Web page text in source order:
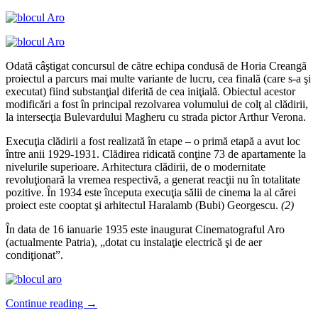
Odată câştigat concursul de către echipa condusă de Horia Creangă
proiectul a parcurs mai multe variante de lucru, cea finală (care s-a şi
executat) fiind substanţial diferită de cea iniţială. Obiectul acestor
modificări a fost în principal rezolvarea volumului de colţ al clădirii,
la intersecţia Bulevardului Magheru cu strada pictor Arthur Verona.
Execuţia clădirii a fost realizată în etape – o primă etapă a avut loc
între anii 1929-1931. Clădirea ridicată conţine 73 de apartamente la
nivelurile superioare. Arhitectura clădirii, de o modernitate
revoluţionară la vremea respectivă, a generat reacţii nu în totalitate
pozitive. În 1934 este începuta execuţia sălii de cinema la al cărei
proiect este cooptat şi arhitectul Haralamb (Bubi) Georgescu. (2)
În data de 16 ianuarie 1935 este inaugurat Cinematograful Aro
(actualmente Patria), „dotat cu instalaţie electrică şi de aer
condiţionat”.
Continue reading →